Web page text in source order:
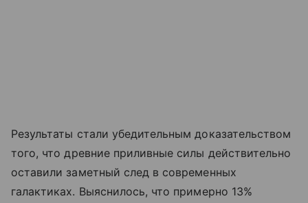
Результаты стали убедительным доказательством
того, что древние приливные силы действительно
оставили заметный след в современных
галактиках. Выяснилось, что примерно 13%